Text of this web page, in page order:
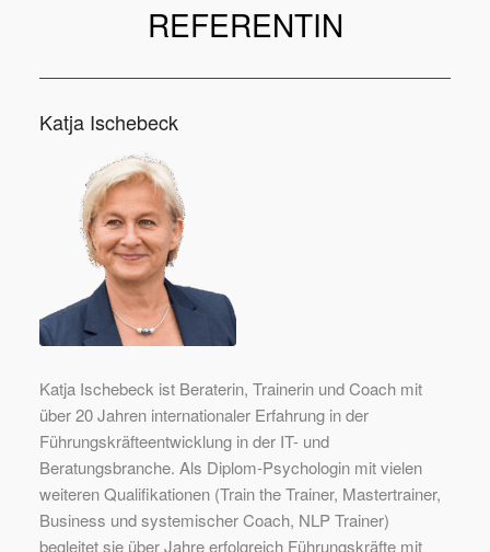
REFERENTIN
Katja Ischebeck
Katja Ischebeck ist Beraterin, Trainerin und Coach mit
über 20 Jahren internationaler Erfahrung in der
Führungskräfteentwicklung in der IT- und
Beratungsbranche. Als Diplom-Psychologin mit vielen
weiteren Qualifikationen (Train the Trainer, Mastertrainer,
Business und systemischer Coach, NLP Trainer)
begleitet sie über Jahre erfolgreich Führungskräfte mit